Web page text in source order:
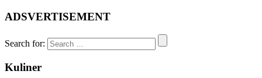
ADSVERTISEMENT
Search for:
Kuliner